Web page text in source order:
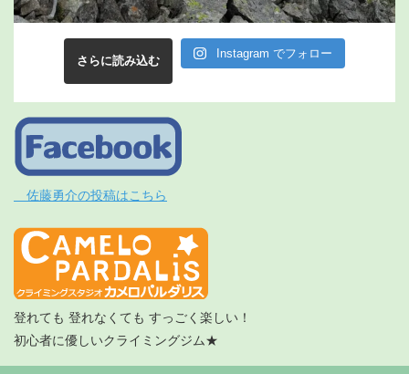
さらに読み込む
Instagram でフォロー
佐藤勇介の投稿はこちら
登れても 登れなくても すっごく楽しい！
初心者に優しいクライミングジム★